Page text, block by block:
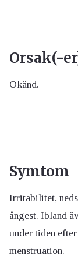
Orsak(-
Okänd.
Symtom
Irritabilitet,
ångest. Ibland
under tiden
menstruation.